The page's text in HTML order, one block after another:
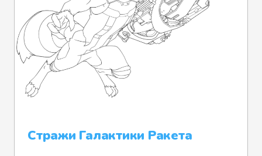
Стражи Галактики Ракета